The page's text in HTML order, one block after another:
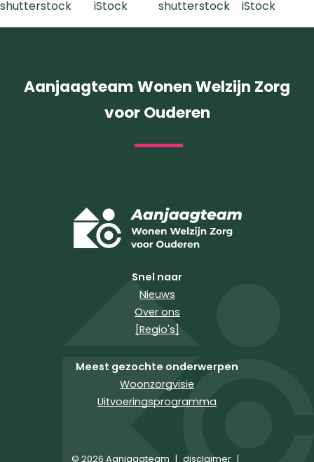
Aanjaagteam Wonen Welzijn Zorg
voor Ouderen
Snel naar
Nieuws
Over ons
[Regio's]
Meest gezochte onderwerpen
Woonzorgvisie
Uitvoeringsprogramma
© 2026 Aanjaagteam | disclaimer |